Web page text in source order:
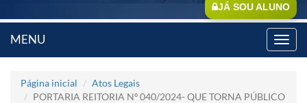
JÁ SOU ALUNO
MENU
Página inicial
Atos Legais
PORTARIA REITORIA Nº 040/2024- QUE TORNA PÚBLICO